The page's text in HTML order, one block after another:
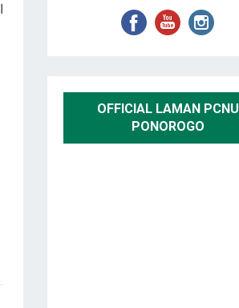
OFFICIAL LAMAN PCNU
PONOROGO